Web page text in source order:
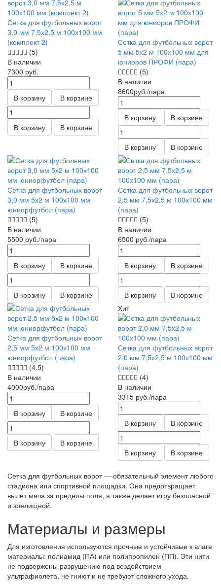
Сетка для футбольных ворот
3,0 мм 7,5х2,5 м 100х100 мм
(комплект 2)
(5)
В наличии
7300 руб.
В корзину В корзине
В корзину В корзине
Сетка для футбольных ворот
5 мм 5х2 м 100х100 мм для
юниоров ПРОФИ (пара)
(5)
В наличии
8600руб./пара
В корзину В корзине
В корзину В корзине
Сетка для футбольных ворот
3,0 мм 5х2 м 100х100 мм
юниорфутбол (пара)
(5)
В наличии
5500 руб./пара
В корзину В корзине
В корзину В корзине
Сетка для футбольных ворот
2,5 мм 7,5х2,5 м 100х100 мм
(пара)
(5)
В наличии
6500 руб./пара
В корзину В корзине
В корзину В корзине
Сетка для футбольных ворот
2,5 мм 5х2 м 100х100 мм
юниорфутбол (пара)
(4.5)
В наличии
4000руб./пара
В корзину В корзине
В корзину В корзине
Хит
Сетка для футбольных ворот
2,0 мм 7,5х2,5 м 100х100 мм
(пара)
(4)
В наличии
3315 руб./пара
В корзину В корзине
В корзину В корзине
Сетка для футбольных ворот — обязательный элемент любого
стадиона или спортивной площадки. Она предотвращает
вылет мяча за пределы поля, а также делает игру безопасной
и зрелищной.
Материалы и размеры
Для изготовления используются прочные и устойчивые к влаге
материалы: полиамид (ПА) или полипропилен (ПП). Эти нити
не подвержены разрушению под воздействием
ультрафиолета, не гниют и не требуют сложного ухода.